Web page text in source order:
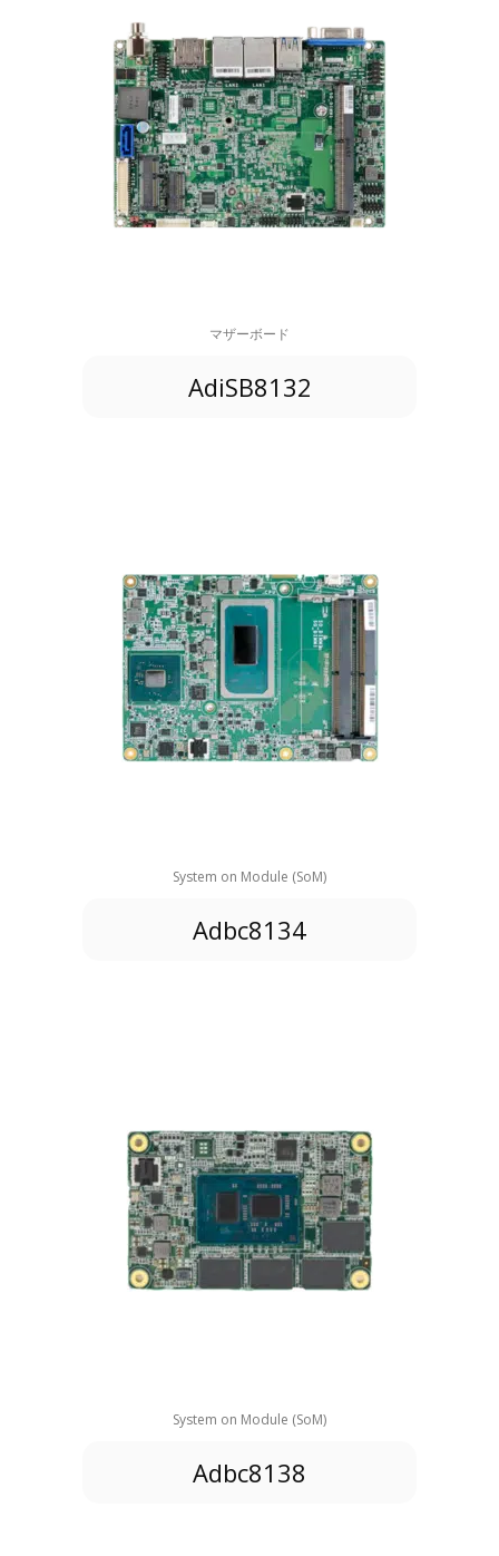
マザーボード
AdiSB8132
System on Module (SoM)
Adbc8134
System on Module (SoM)
Adbc8138